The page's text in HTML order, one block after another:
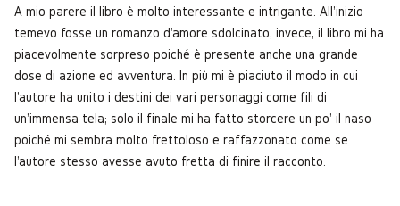
A mio parere il libro è molto interessante e intrigante. All'inizio
temevo fosse un romanzo d'amore sdolcinato, invece, il libro mi ha
piacevolmente sorpreso poiché è presente anche una grande
dose di azione ed avventura. In più mi è piaciuto il modo in cui
l'autore ha unito i destini dei vari personaggi come fili di
un'immensa tela; solo il finale mi ha fatto storcere un po' il naso
poiché mi sembra molto frettoloso e raffazzonato come se
l'autore stesso avesse avuto fretta di finire il racconto.